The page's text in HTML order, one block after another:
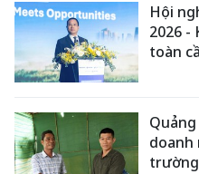
Hội
2026 -
toàn
doanh